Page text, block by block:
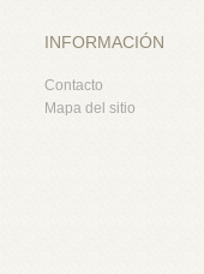
INFORMACIÓN
Contacto
Mapa del sitio